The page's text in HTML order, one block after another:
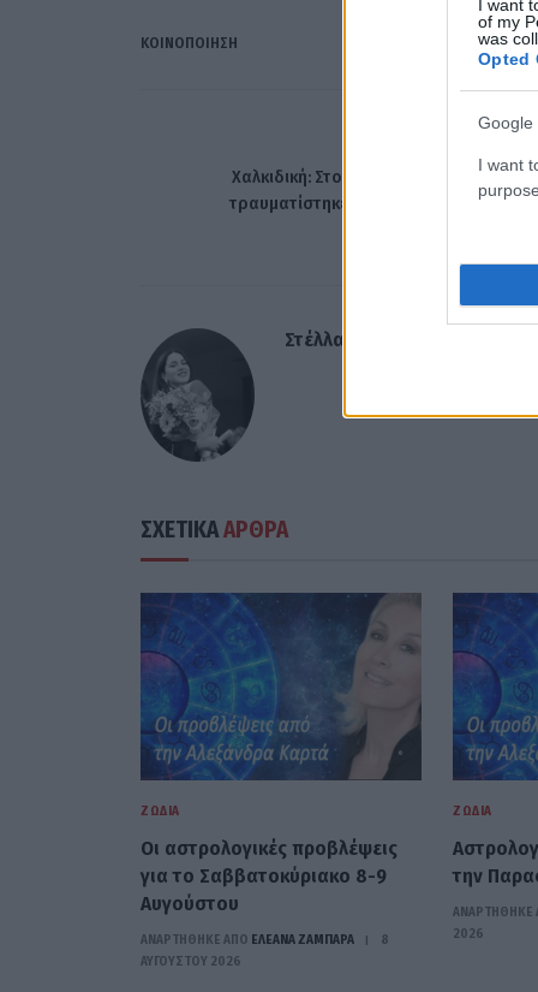
I want
of my
was
Opted
Google
I want
ΚΟΙΝΟΠΟΊΗΣΗ
Χαλκιδική: Στο νοσοκομείο 12χρονος
τραυματίστηκε μετά από πτώση με
Στέλλα Λίταινα
ΣΧΕΤΙΚΑΑΡΘΡΑ
ΖΏΔΙΑ
Οι αστρολογικές προβλέψεις
για το Σαββατοκύριακο 8-9
Αυγούστου
ΑΝΑΡΤΗΘΗΚΕ ΑΠΟ ΕΛΕΑΝΑ ΖΑΜΠΑΡΑ
8
ΑΥΓΟΎΣΤΟΥ 2026
ΖΏΔΙΑ
την
ΑΝΑΡΤΗΘΗΚΕ
2026